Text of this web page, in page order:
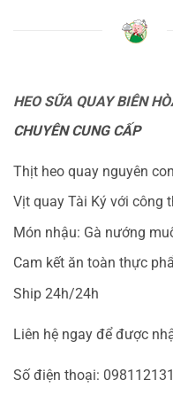
HEO SỮA QUAY BIÊN
CHUYÊN CUNG CẤP
Thịt heo quay nguyên
Vịt quay Tài Ký với công
Món nhậu: Gà nướng
Cam kết ăn toàn thực
Ship 24h/24h
Liên hệ ngay để được
Số điện thoại: